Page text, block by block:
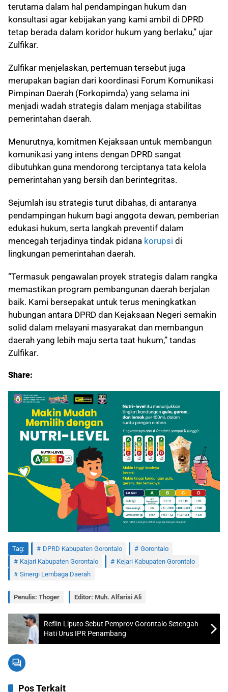
terutama dalam hal pendampingan hukum dan
konsultasi agar kebijakan yang kami ambil di DPRD
tetap berada dalam koridor hukum yang berlaku,” ujar
Zulfikar.
Zulfikar menjelaskan, pertemuan tersebut juga
merupakan bagian dari koordinasi Forum Komunikasi
Pimpinan Daerah (Forkopimda) yang selama ini
menjadi wadah strategis dalam menjaga stabilitas
pemerintahan daerah.
Menurutnya, komitmen Kejaksaan untuk membangun
komunikasi yang intens dengan DPRD sangat
dibutuhkan guna mendorong terciptanya tata kelola
pemerintahan yang bersih dan berintegritas.
Sejumlah isu strategis turut dibahas, di antaranya
pendampingan hukum bagi anggota dewan, pemberian
edukasi hukum, serta langkah preventif dalam
mencegah terjadinya tindak pidana korupsi di
lingkungan pemerintahan daerah.
“Termasuk pengawalan proyek strategis dalam rangka
memastikan program pembangunan daerah berjalan
baik. Kami bersepakat untuk terus meningkatkan
hubungan antara DPRD dan Kejaksaan Negeri semakin
solid dalam melayani masyarakat dan membangun
daerah yang lebih maju serta taat hukum,” tandas
Zulfikar.
Share:
Tag: DPRD Kabupaten Gorontalo
Gorontalo
Kajari Kabupaten Gorontalo
Kejari Kabupaten Gorontalo
Sinergi Lembaga Daerah
Penulis: Thoger Editor: Muh. Alfarisi Ali
Reflin Liputo Sebut Pemprov Gorontalo Setengah
Hati Urus IPR Penambang
Pos Terkait